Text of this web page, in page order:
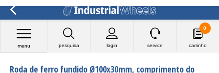
pesquisa login
menu service carrinho
0
Roda de ferro fundido Ø100x30mm, comprimento do